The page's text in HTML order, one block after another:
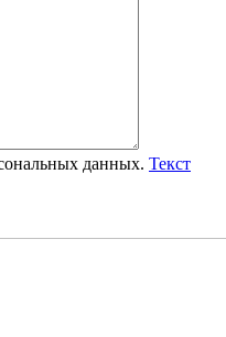
данных. Текст